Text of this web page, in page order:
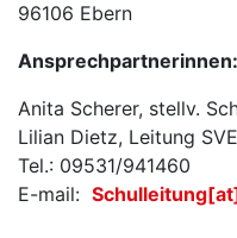
96106 Ebern
Ansprechpartnerinnen:
Anita Scherer, stellv.
Lilian Dietz, Leitung SVE
Tel.: 09531/941460
E-mail: